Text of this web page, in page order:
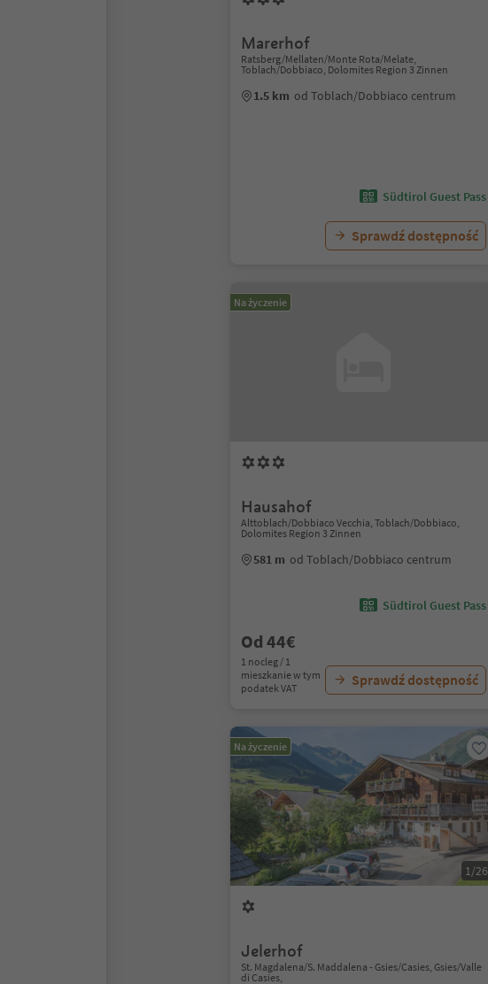
Marerhof
Ratsberg/Mellaten/Monte Rota/Melate,
Toblach/Dobbiaco, Dolomites Region 3 Zinnen
1.5 km od Toblach/Dobbiaco centrum
Südtirol Guest Pass
Sprawdź dostępność
Na życzenie
Hausahof
Alttoblach/Dobbiaco Vecchia, Toblach/Dobbiaco,
Dolomites Region 3 Zinnen
581 m od Toblach/Dobbiaco centrum
Südtirol Guest Pass
Od 44€
1 nocleg / 1
mieszkanie w tym
podatek VAT
Sprawdź dostępność
Na życzenie
1/26
Jelerhof
St. Magdalena/S. Maddalena - Gsies/Casies, Gsies/Valle
di Casies,